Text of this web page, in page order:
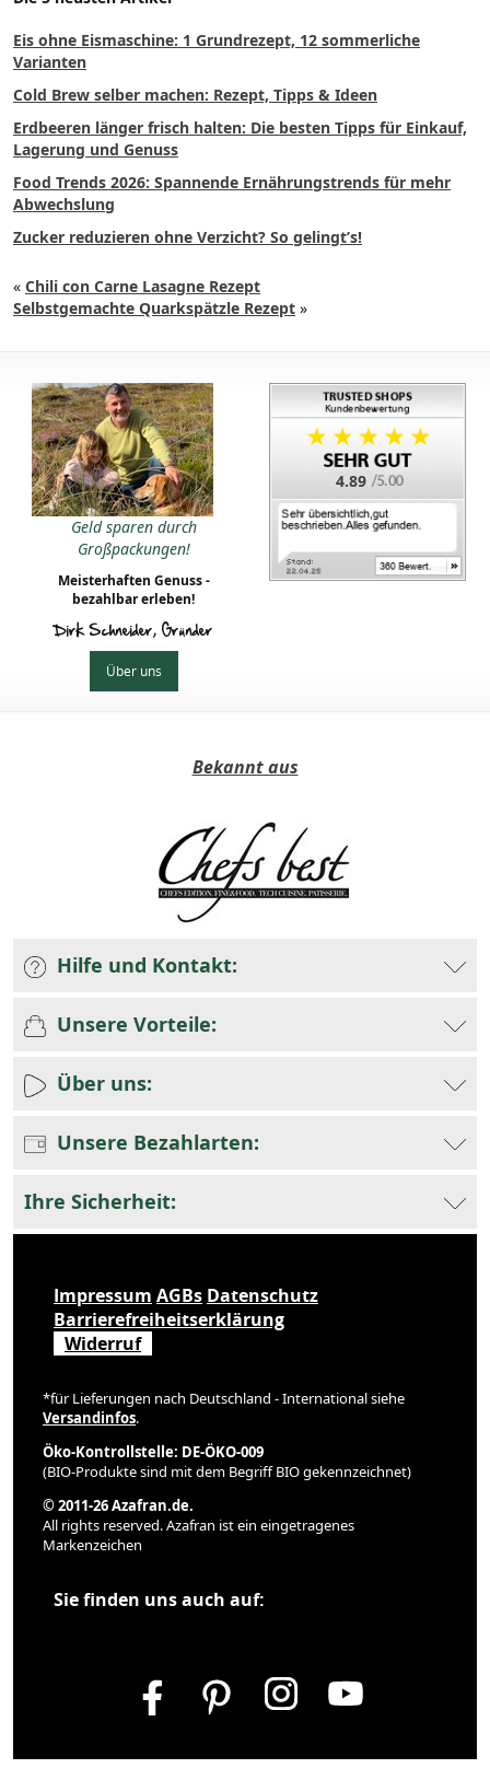
Eis ohne Eismaschine: 1 Grundrezept, 12 sommerliche
Varianten
Cold Brew selber machen: Rezept, Tipps & Ideen
Erdbeeren länger frisch halten: Die besten Tipps für Einkauf,
Lagerung und Genuss
Food Trends 2026: Spannende Ernährungstrends für mehr
Abwechslung
Zucker reduzieren ohne Verzicht? So gelingt’s!
« Chili con Carne Lasagne Rezept
Selbstgemachte Quarkspätzle Rezept »
Geld sparen durch
Großpackungen!
Meisterhaften Genuss -
bezahlbar erleben!
Dirk Schneider, Gründer
Über uns
4.89
Bekannt aus
Hilfe und Kontakt:
Unsere Vorteile:
Über uns:
Unsere Bezahlarten:
Ihre Sicherheit:
Impressum AGBs Datenschutz
Barrierefreiheitserklärung
Widerruf
*für Lieferungen nach Deutschland - International siehe
Versandinfos.
Öko-Kontrollstelle: DE-ÖKO-009
(BIO-Produkte sind mit dem Begriff BIO gekennzeichnet)
© 2011-26 Azafran.de.
All rights reserved. Azafran ist ein eingetragenes
Markenzeichen
Sie finden uns auch auf: